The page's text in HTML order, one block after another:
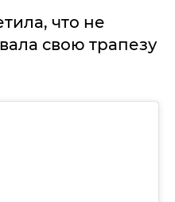
что не
свою трапезу